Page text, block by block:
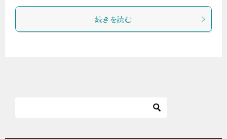
続きを読む